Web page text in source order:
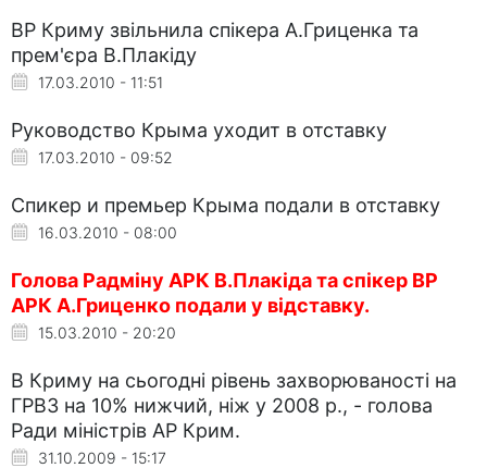
ВР Криму звільнила спікера А.Гриценка та
прем'єра В.Плакіду
17.03.2010 - 11:51
Руководство Крыма уходит в отставку
17.03.2010 - 09:52
Спикер и премьер Крыма подали в отставку
16.03.2010 - 08:00
Голова Радміну АРК В.Плакіда та спікер ВР
АРК А.Гриценко подали у відставку.
15.03.2010 - 20:20
В Криму на сьогодні рівень захворюваності на
ГРВЗ на 10% нижчий, ніж у 2008 р., - голова
Ради міністрів АР Крим.
31.10.2009 - 15:17